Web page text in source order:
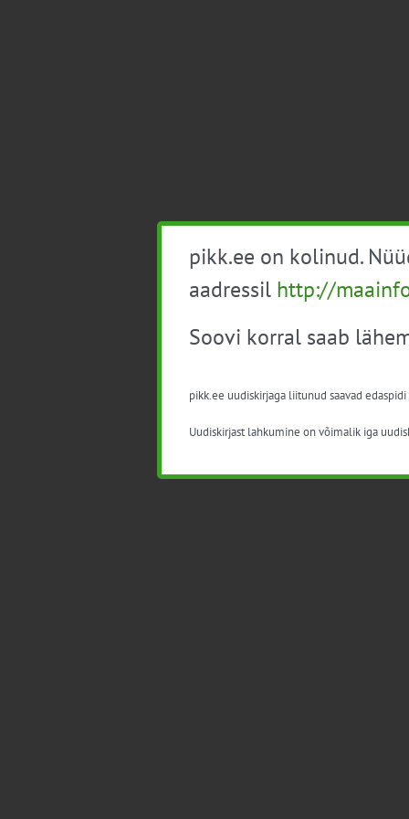
pikk.ee on kolinud.
aadressil http://
Soovi korral saab
pikk.ee uudiskirjaga liitunud saavad
Uudiskirjast lahkumine on võimalik iga